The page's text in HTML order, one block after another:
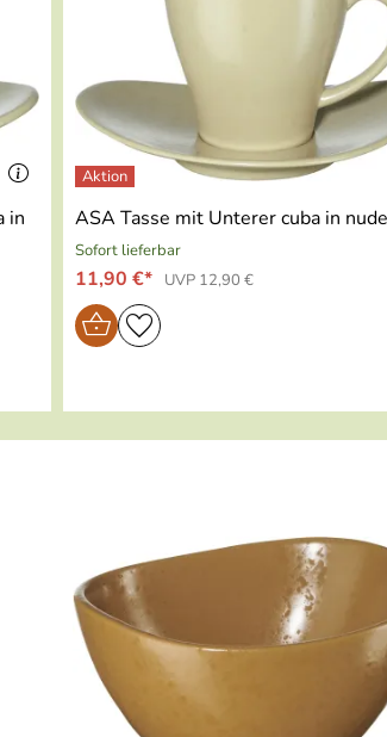
in
ASA Tasse mit Unterer cuba in nude
Sofort lieferbar
11,90 €* UVP 12,90 €